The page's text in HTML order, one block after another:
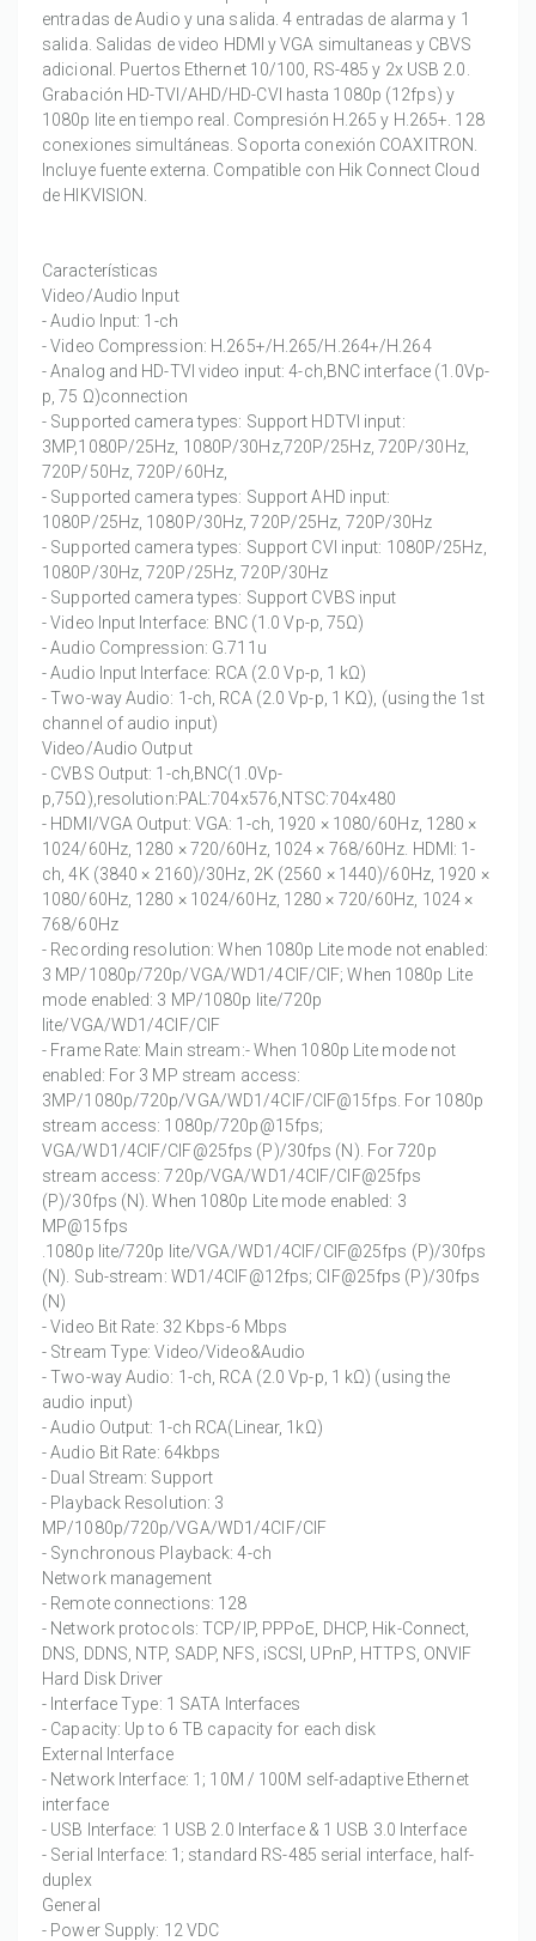
entradas de Audio y una salida. 4 entradas de alarma y 1
salida. Salidas de video HDMI y VGA simultaneas y CBVS
adicional. Puertos Ethernet 10/100, RS-485 y 2x USB 2.0.
Grabación HD-TVI/AHD/HD-CVI hasta 1080p (12fps) y
1080p lite en tiempo real. Compresión H.265 y H.265+. 128
conexiones simultáneas. Soporta conexión COAXITRON.
Incluye fuente externa. Compatible con Hik Connect Cloud
de HIKVISION.
Características
Video/Audio Input
- Audio Input: 1-ch
- Video Compression: H.265+/H.265/H.264+/H.264
- Analog and HD-TVI video input: 4-ch,BNC interface (1.0Vp-
p, 75 Ω)connection
- Supported camera types: Support HDTVI input:
3MP,1080P/25Hz, 1080P/30Hz,720P/25Hz, 720P/30Hz,
720P/50Hz, 720P/60Hz,
- Supported camera types: Support AHD input:
1080P/25Hz, 1080P/30Hz, 720P/25Hz, 720P/30Hz
- Supported camera types: Support CVI input: 1080P/25Hz,
1080P/30Hz, 720P/25Hz, 720P/30Hz
- Supported camera types: Support CVBS input
- Video Input Interface: BNC (1.0 Vp-p, 75Ω)
- Audio Compression: G.711u
- Audio Input Interface: RCA (2.0 Vp-p, 1 kΩ)
- Two-way Audio: 1-ch, RCA (2.0 Vp-p, 1 KΩ), (using the 1st
channel of audio input)
Video/Audio Output
- CVBS Output: 1-ch,BNC(1.0Vp-
p,75Ω),resolution:PAL:704x576,NTSC:704x480
- HDMI/VGA Output: VGA: 1-ch, 1920 × 1080/60Hz, 1280 ×
1024/60Hz, 1280 × 720/60Hz, 1024 × 768/60Hz. HDMI: 1-
ch, 4K (3840 × 2160)/30Hz, 2K (2560 × 1440)/60Hz, 1920 ×
1080/60Hz, 1280 × 1024/60Hz, 1280 × 720/60Hz, 1024 ×
768/60Hz
- Recording resolution: When 1080p Lite mode not enabled:
3 MP/1080p/720p/VGA/WD1/4CIF/CIF; When 1080p Lite
mode enabled: 3 MP/1080p lite/720p
lite/VGA/WD1/4CIF/CIF
- Frame Rate: Main stream:- When 1080p Lite mode not
enabled: For 3 MP stream access:
3MP/1080p/720p/VGA/WD1/4CIF/CIF@15fps. For 1080p
stream access: 1080p/720p@15fps;
VGA/WD1/4CIF/CIF@25fps (P)/30fps (N). For 720p
stream access: 720p/VGA/WD1/4CIF/CIF@25fps
(P)/30fps (N). When 1080p Lite mode enabled: 3
MP@15fps
.1080p lite/720p lite/VGA/WD1/4CIF/CIF@25fps (P)/30fps
(N). Sub-stream: WD1/4CIF@12fps; CIF@25fps (P)/30fps
(N)
- Video Bit Rate: 32 Kbps-6 Mbps
- Stream Type: Video/Video&Audio
- Two-way Audio: 1-ch, RCA (2.0 Vp-p, 1 kΩ) (using the
audio input)
- Audio Output: 1-ch RCA(Linear, 1kΩ)
- Audio Bit Rate: 64kbps
- Dual Stream: Support
- Playback Resolution: 3
MP/1080p/720p/VGA/WD1/4CIF/CIF
- Synchronous Playback: 4-ch
Network management
- Remote connections: 128
- Network protocols: TCP/IP, PPPoE, DHCP, Hik-Connect,
DNS, DDNS, NTP, SADP, NFS, iSCSI, UPnP, HTTPS, ONVIF
Hard Disk Driver
- Interface Type: 1 SATA Interfaces
- Capacity: Up to 6 TB capacity for each disk
External Interface
- Network Interface: 1; 10M / 100M self-adaptive Ethernet
interface
- USB Interface: 1 USB 2.0 Interface & 1 USB 3.0 Interface
- Serial Interface: 1; standard RS-485 serial interface, half-
duplex
General
- Power Supply: 12 VDC